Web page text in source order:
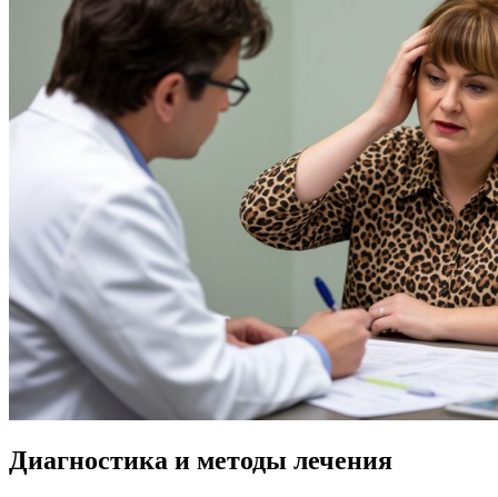
Диагностика и методы лечения